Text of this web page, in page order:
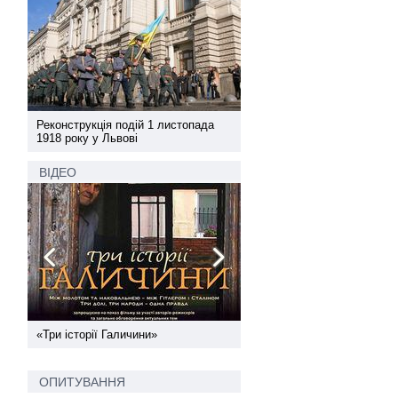
Реконструкція подій 1 листопада
1918 року у Львові
ВІДЕО
«Три історії Галичини»
ОПИТУВАННЯ